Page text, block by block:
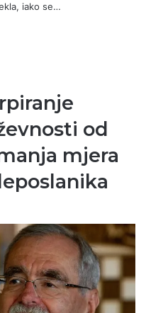
iako se…
od
mjera